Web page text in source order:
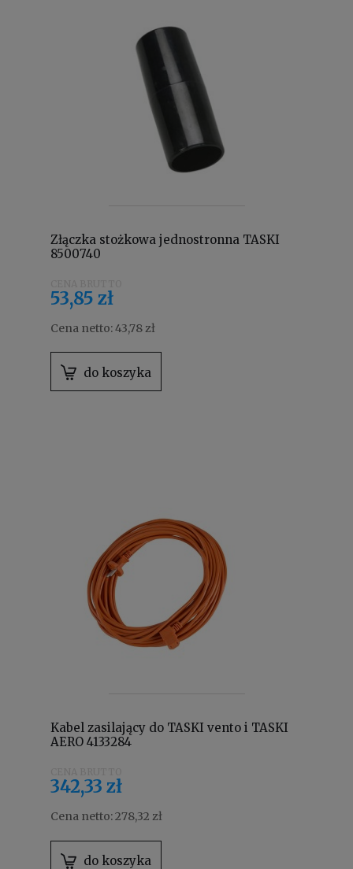
Złączka stożkowa jednostronna TASKI
8500740
53,85 zł
Cena netto:43,78 zł
do koszyka
Kabel zasilający do TASKI vento i TASKI
AERO 4133284
342,33 zł
Cena netto:278,32 zł
do koszyka